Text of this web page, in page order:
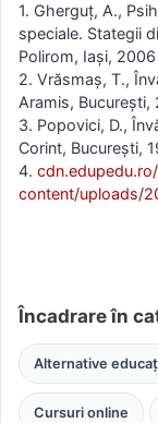
1. Gherguţ, A.,
speciale. Stategii
Polirom, Iaşi, 2006
2. Vrăsmaș, T.,
Aramis, București,
3. Popovici, D.,
Corint, Bucureşti,
4.
content/uploads/
Încadrare în
Alternative
Cursuri online